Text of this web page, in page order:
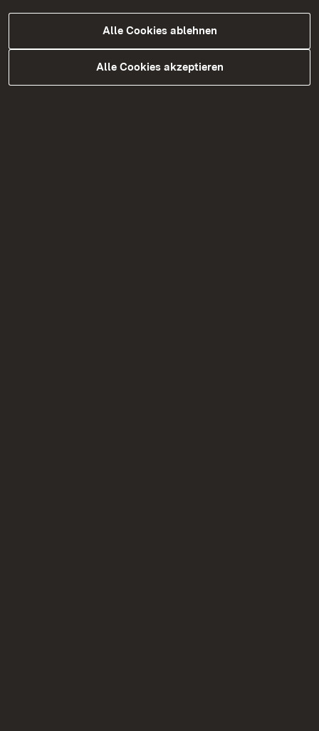
Alle Cookies ablehnen
Alle Cookies akzeptieren